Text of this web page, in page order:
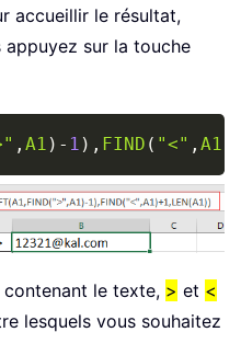
accueillir le résultat,
sur la touche
, A1 ) - 1 ) , FIND ( "<" , A1
Copy
contenant le texte, > et <
lesquels vous souhaitez